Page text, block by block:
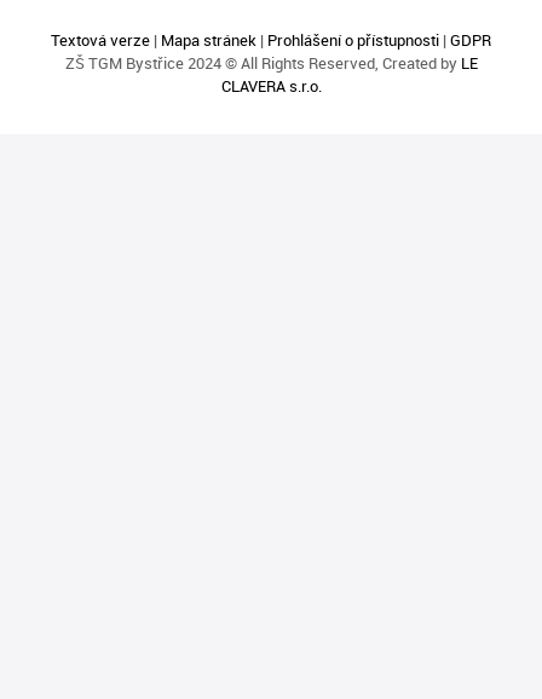
Textová verze | Mapa stránek | Prohlášení o přístupnosti |GDPR
ZŠ TGM Bystřice 2024 © All Rights Reserved, Created by LE
CLAVERA s.r.o.